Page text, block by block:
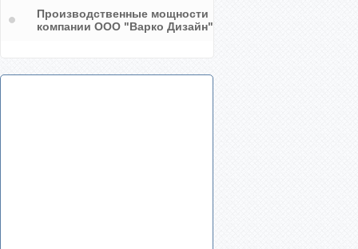
Производственные мощности
компании ООО "Варко Дизайн"